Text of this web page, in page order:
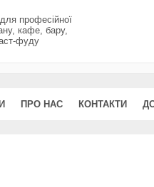
професійної
кафе, бару,
фуду
ПРО НАС КОНТАКТИ